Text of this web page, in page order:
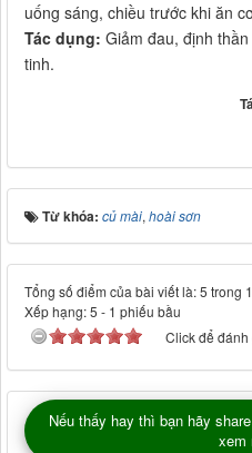
uống sáng, chiều trước khi ăn
Tác dụng: Giảm đau, định
tinh.
Từ khóa: củ mài,hoài sơn
Tổng số điểm của bài viết là: 5 trong
Xếp hạng:5 - 1 phiếu bầu
Click để
Nếu thấy hay thì bạn hãy
xem